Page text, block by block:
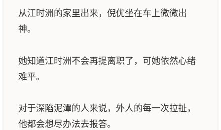
从江时洲的家里出来，倪优坐在车上微微出
神。
她知道江时洲不会再提离职了，可她依然心绪
难平。
对于深陷泥潭的人来说，外人的每一次拉扯，
他都会想尽办法去报答。